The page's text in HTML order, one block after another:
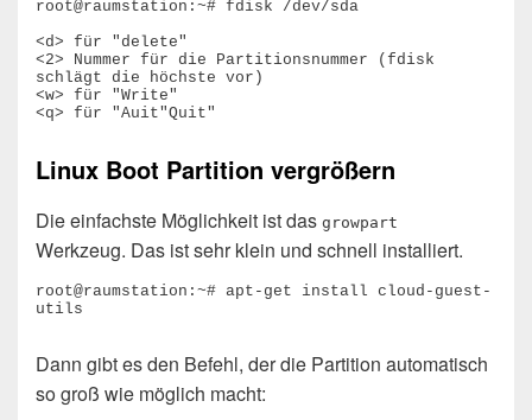
root@raumstation:~# fdisk /dev/sda
<d> für "delete"
<2> Nummer für die Partitionsnummer (fdisk
schlägt die höchste vor)
<w> für "Write"
Linux Boot Partition vergrößern
Die einfachste Möglichkeit ist das growpart
Werkzeug. Das ist sehr klein und schnell installiert.
root@raumstation:~# apt-get install cloud-guest-
utils
Dann gibt es den Befehl, der die Partition automatisch
so groß wie möglich macht: